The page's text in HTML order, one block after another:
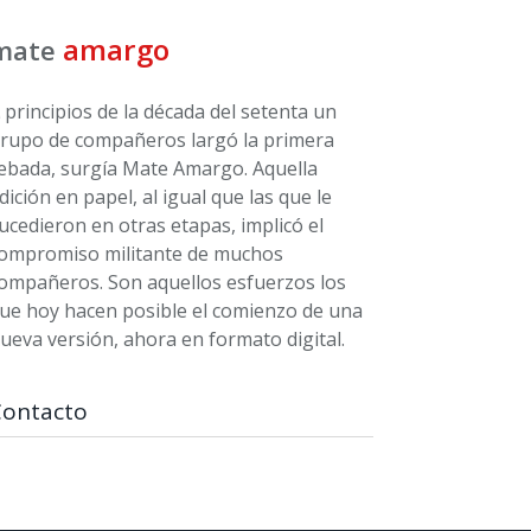
amargo
principios de la década del setenta un
de compañeros largó la primera
surgía Mate Amargo. Aquella
en papel, al igual que las que le
en otras etapas, implicó el
militante de muchos
Son aquellos esfuerzos los
hoy hacen posible el comienzo de una
versión, ahora en formato digital.